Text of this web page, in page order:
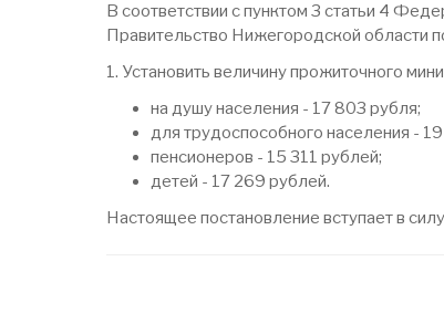
В соответствии с пунктом 3 статьи 4
Правительство Нижегородской области
1. Установить величину прожиточного
на душу населения - 17 803 рубля;
для трудоспособного населения -
пенсионеров - 15 311 рублей;
детей - 17 269 рублей.
Настоящее постановление вступает в